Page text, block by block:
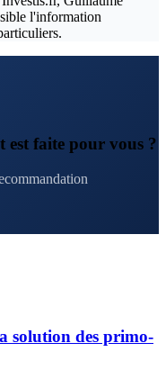
l'information
est faite pour vous ?
solution des primo-